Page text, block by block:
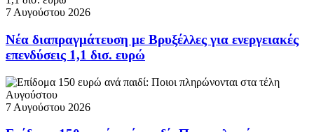
7 Αυγούστου 2026
Νέα διαπραγμάτευση με Βρυξέλλες για ενεργειακές
επενδύσεις 1,1 δισ. ευρώ
7 Αυγούστου 2026